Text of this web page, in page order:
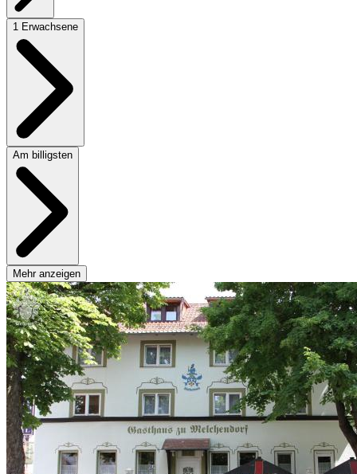
1 Erwachsene
Am billigsten
Mehr anzeigen